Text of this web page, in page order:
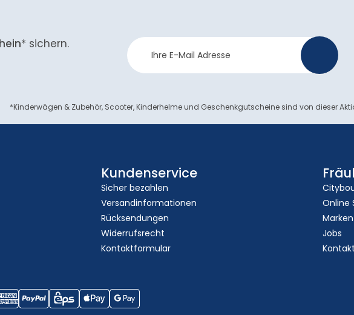
* sichern.
Newsletter
Anmeldung
*Kinderwägen & Zubehör, Scooter, Kinderhelme und Geschenkgutscheine sind von dieser
Kundenservice
Sicher bezahlen
Versandinformationen
Rücksendungen
Widerrufsrecht
Kontaktformular
Online
Marken
Jobs
Kontakt